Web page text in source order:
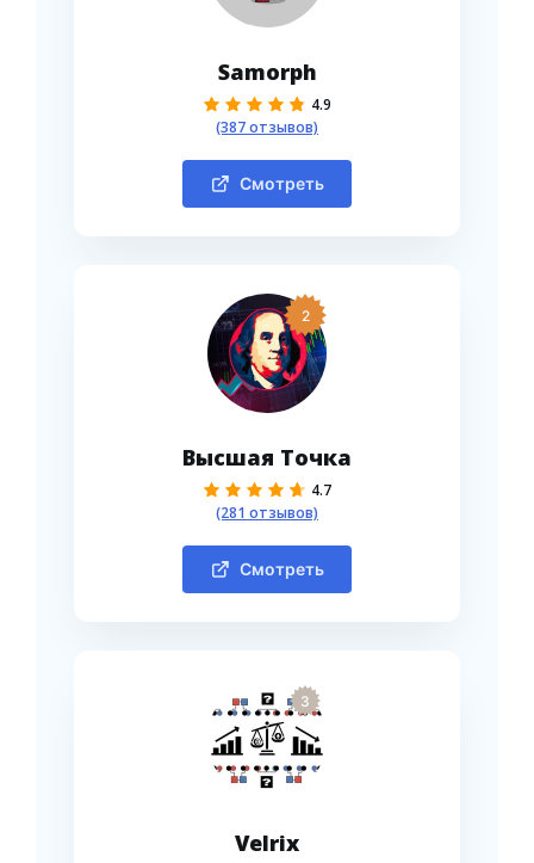
Samorph
4.9
(387 отзывов)
Смотреть
2
Высшая Точка
4.7
(281 отзывов)
Смотреть
3
Velrix